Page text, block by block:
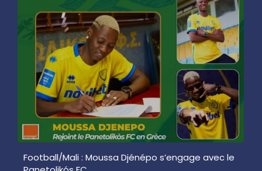
Football/Mali : Moussa Djénépo s’engage avec le